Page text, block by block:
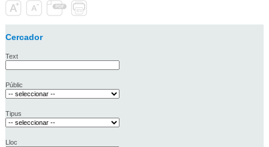
Cercador
Text
Públic
Tipus
Lloc